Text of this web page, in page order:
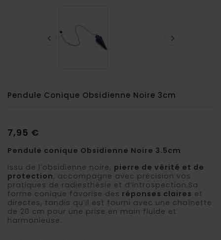
 
Pendule Conique Obsidienne Noire 3cm
7,95 €
Pendule conique Obsidienne Noire 3.5cm
Issu de l’obsidienne noire, pierre de vérité et de
protection, accompagne avec précision vos
pratiques de radiesthésie et d’introspection.Sa
forme conique favorise des réponses claires et
directes, tandis qu’il est fourni avec une chaînette
de 20 cm pour une prise en main fluide et
harmonieuse.